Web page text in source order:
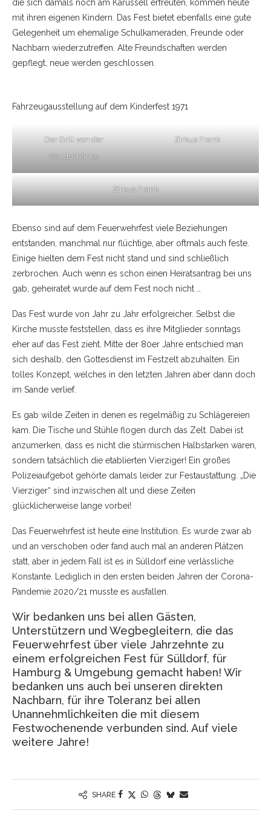
die sich damals noch am Karussell erfreuten, kommen heute
mit ihren eigenen Kindern. Das Fest bietet ebenfalls eine gute
Gelegenheit um ehemalige Schulkameraden, Freunde oder
Nachbarn wiederzutreffen. Alte Freundschaften werden
gepflegt, neue werden geschlossen.
Fahrzeugausstellung auf dem Kinderfest 1971
Der Grill von der
Waldschänke
Zirkus Frank
Zirkus Frank
Ebenso sind auf dem Feuerwehrfest viele Beziehungen
entstanden, manchmal nur flüchtige, aber oftmals auch feste.
Einige hielten dem Fest nicht stand und sind schließlich
zerbrochen. Auch wenn es schon einen Heiratsantrag bei uns
gab, geheiratet wurde auf dem Fest noch nicht …
Das Fest wurde von Jahr zu Jahr erfolgreicher. Selbst die
Kirche musste feststellen, dass es ihre Mitglieder sonntags
eher auf das Fest zieht. Mitte der 80er Jahre entschied man
sich deshalb, den Gottesdienst im Festzelt abzuhalten. Ein
tolles Konzept, welches in den letzten Jahren aber dann doch
im Sande verlief.
Es gab wilde Zeiten in denen es regelmäßig zu Schlägereien
kam. Die Tische und Stühle flogen durch das Zelt. Dabei ist
anzumerken, dass es nicht die stürmischen Halbstarken waren,
sondern tatsächlich die etablierten Vierziger! Ein großes
Polizeiaufgebot gehörte damals leider zur Festaustattung. „Die
Vierziger“ sind inzwischen alt und diese Zeiten
glücklicherweise lange vorbei!
Das Feuerwehrfest ist heute eine Institution. Es wurde zwar ab
und an verschoben oder fand auch mal an anderen Plätzen
statt, aber in jedem Fall ist es in Sülldorf eine verlässliche
Konstante. Lediglich in den ersten beiden Jahren der Corona-
Pandemie 2020/21 musste es ausfallen.
Wir bedanken uns bei allen Gästen,
Unterstützern und Wegbegleitern, die das
Feuerwehrfest über viele Jahrzehnte zu
einem erfolgreichen Fest für Sülldorf, für
Hamburg & Umgebung gemacht haben! Wir
bedanken uns auch bei unseren direkten
Nachbarn, für ihre Toleranz bei allen
Unannehmlichkeiten die mit diesem
Festwochenende verbunden sind. Auf viele
weitere Jahre!
SHARE